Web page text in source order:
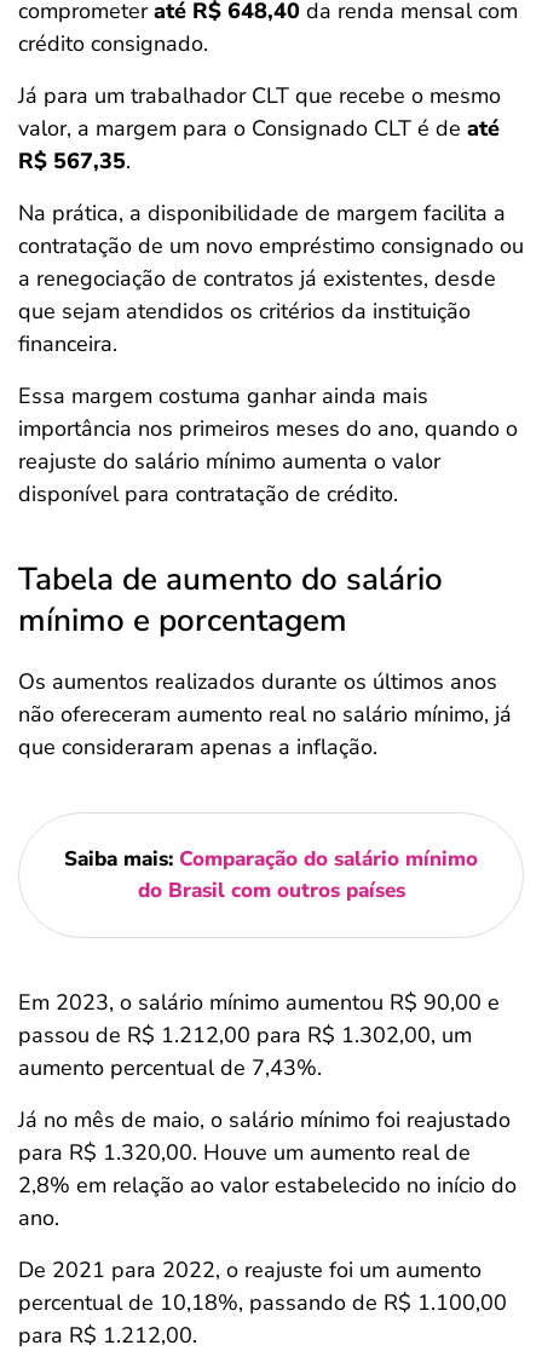
comprometeraté R$ 648,40 da renda mensal com
crédito consignado.
Já para um trabalhador CLT que recebe o mesmo
valor, a margem para o Consignado CLT é de até
R$ 567,35.
Na prática, a disponibilidade de margem facilita a
contratação de um novo empréstimo consignado ou
a renegociação de contratos já existentes, desde
que sejam atendidos os critérios da instituição
financeira.
Essa margem costuma ganhar ainda mais
importância nos primeiros meses do ano, quando o
reajuste do salário mínimo aumenta o valor
disponível para contratação de crédito.
Tabela de aumento do salário
mínimo e porcentagem
Os aumentos realizados durante os últimos anos
não ofereceram aumento real no salário mínimo, já
que consideraram apenas a inflação.
Saiba mais: Comparação do salário mínimo
do Brasil com outros países
Em 2023, o salário mínimo aumentou R$ 90,00 e
passou de R$ 1.212,00 para R$ 1.302,00, um
aumento percentual de 7,43%.
Já no mês de maio, o salário mínimo foi reajustado
para R$ 1.320,00. Houve um aumento real de
2,8% em relação ao valor estabelecido no início do
ano.
De 2021 para 2022, o reajuste foi um aumento
percentual de 10,18%, passando de R$ 1.100,00
para R$ 1.212,00.